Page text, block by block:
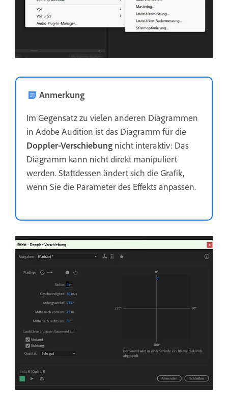
Anmerkung
Im Gegensatz zu vielen anderen Diagrammen
in Adobe Audition ist das Diagramm für die
Doppler-Verschiebung nicht interaktiv: Das
Diagramm kann nicht direkt manipuliert
werden. Stattdessen ändert sich die Grafik,
wenn Sie die Parameter des Effekts anpassen.